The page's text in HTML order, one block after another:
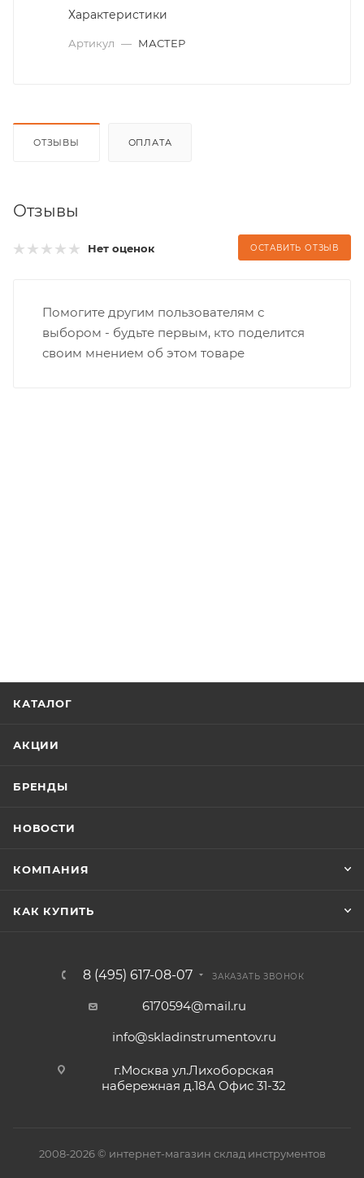
Характеристики
Артикул — МАСТЕР
ОТЗЫВЫ ОПЛАТА
Отзывы
Нет оценок ОСТАВИТЬ ОТЗЫВ
Помогите другим пользователям с
выбором - будьте первым, кто поделится
своим мнением об этом товаре
КАТАЛОГ
АКЦИИ
БРЕНДЫ
НОВОСТИ
КОМПАНИЯ
КАК КУПИТЬ
8 (495) 617-08-07 ЗАКАЗАТЬ ЗВОНОК
6170594@mail.ru
info@skladinstrumentov.ru
г.Москва ул.Лихоборская
набережная д.18А Офис 31-32
2008-2026 © интернет-магазин склад инструментов